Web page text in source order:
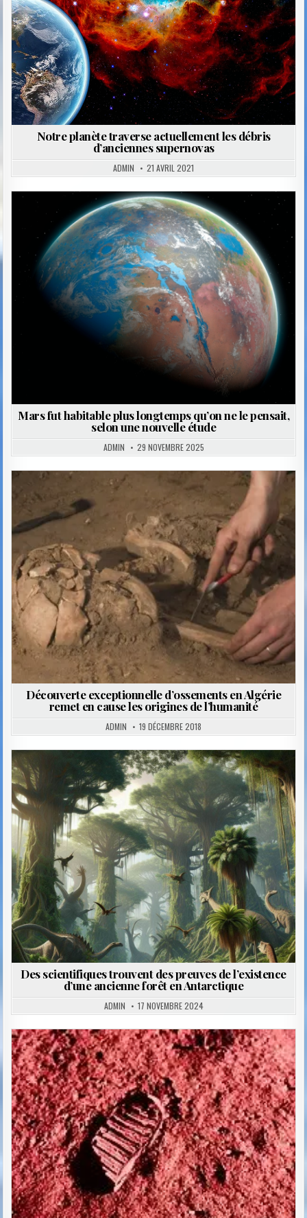
Notre planète traverse actuellement les débris
d’anciennes supernovas
ADMIN 21 AVRIL 2021
Posted
in
Mars fut habitable plus longtemps qu’on ne le pensait,
selon une nouvelle étude
ADMIN 29 NOVEMBRE 2025
in
Découverte exceptionnelle d’ossements en Algérie
remet en cause les origines de l’humanité
ADMIN 19 DÉCEMBRE 2018
Posted
in
Des scientifiques trouvent des preuves de l’existence
d’une ancienne forêt en Antarctique
ADMIN 17 NOVEMBRE 2024
Posted
in